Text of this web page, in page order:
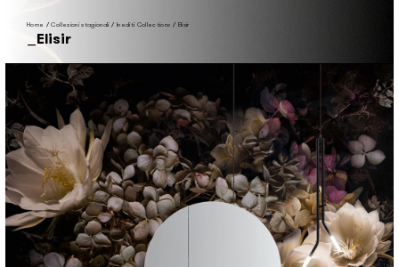
Home /Collezioni stagionali/ Inediti Collections / Elisir
Elisir